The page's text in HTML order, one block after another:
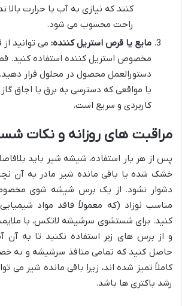
کنند که نیازی به آب یا حرارت
راحت محسوب می شود.
مایع یا قرص استریل کننده: می توانید
مخصوص استریل کننده استفاده کنید.
دستورالعمل محصول در محلول قرار
یا مواقعی که دسترسی به برق یا اجاق گاز
کاربردی و سریع است.
مراقبت های روزانه و نکات
پس از هر بار استفاده، شیشه شیر باید
خشک شده یا باقی مانده شیر مادر به آن
دشوار نشود. از یک برس شیشه شوی
مناسب نوزاد (که معمولاً فاقد مواد
کنید. برای شستشوی سرشیشه لاتکس، با
و از برس های زبر استفاده نکنید تا به آن
حاصل کنید که تمامی منافذ سرشیشه و به
کاملاً تمیز شده اند، زیرا باقی مانده شیر می
رشد باکتری ها باشد.